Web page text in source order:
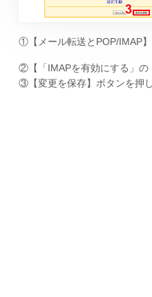
①【メール転送とPOP/IMAP】
②【「IMAPを有効にする」の
③【変更を保存】ボタンを押し